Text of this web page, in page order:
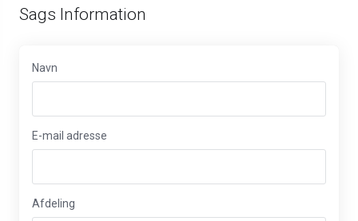
Sags Information
Navn
E-mail adresse
Afdeling